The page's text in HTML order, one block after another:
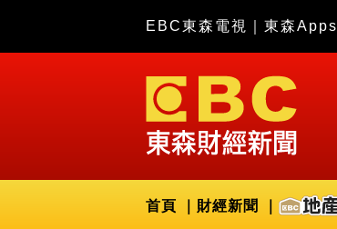
EBC東森電視 東森Apps
首頁 財經新聞